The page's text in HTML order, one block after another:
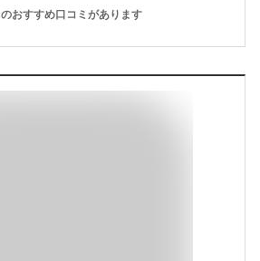
のおすすめ口コミがあります